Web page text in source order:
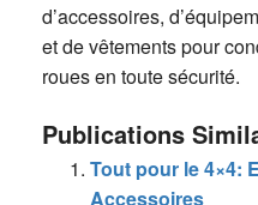
d’accessoires,
et de vêtements pour
roues en toute sécurité.
Publications
Tout pour le 4×4:
Accessoires